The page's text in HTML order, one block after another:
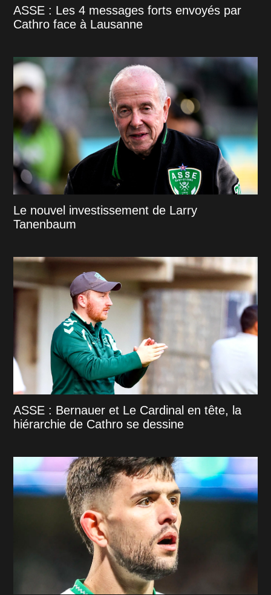
ASSE : Les 4 messages forts envoyés par
Cathro face à Lausanne
Le nouvel investissement de Larry
Tanenbaum
ASSE : Bernauer et Le Cardinal en tête, la
hiérarchie de Cathro se dessine